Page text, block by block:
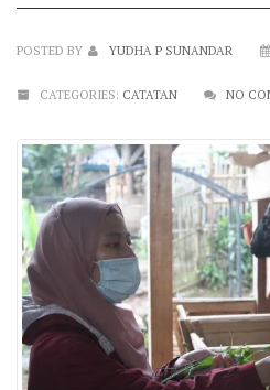
POSTED BY YUDHA P SUNANDAR
CATEGORIES: CATATAN NO